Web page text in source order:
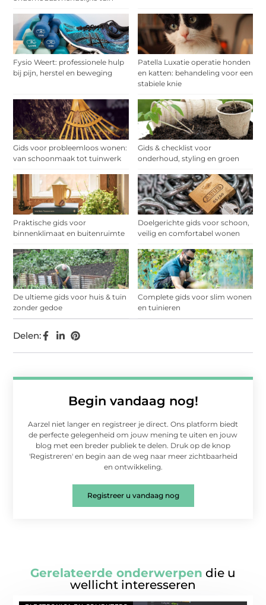
Fysio Weert: professionele hulp
bij pijn, herstel en beweging
Patella Luxatie operatie honden
en katten: behandeling voor een
stabiele knie
Gids voor probleemloos wonen:
van schoonmaak tot tuinwerk
Gids & checklist voor
onderhoud, styling en groen
Praktische gids voor
binnenklimaat en buitenruimte
Doelgerichte gids voor schoon,
veilig en comfortabel wonen
De ultieme gids voor huis & tuin
zonder gedoe
Complete gids voor slim wonen
en tuinieren
Begin vandaag nog!
Aarzel niet langer en registreer je direct. Ons platform biedt
de perfecte gelegenheid om jouw mening te uiten en jouw
blog met een breder publiek te delen. Druk op de knop
'Registreren' en begin aan de weg naar meer zichtbaarheid
en ontwikkeling.
Registreer u vandaag nog
Delen:
Gerelateerde onderwerpen die u
wellicht interesseren